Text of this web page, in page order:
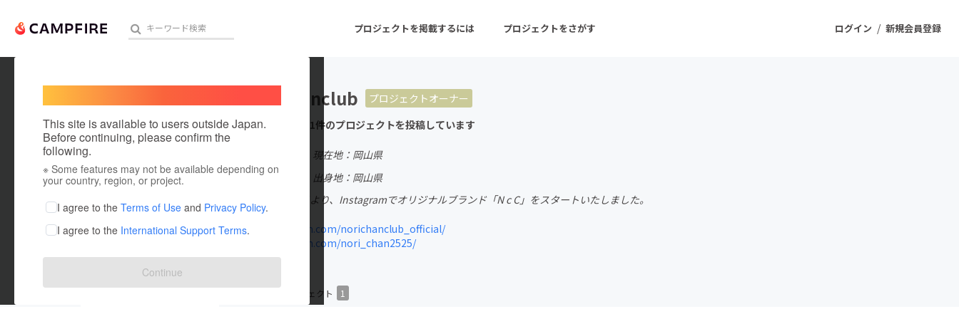
ログイン / 新規会員登録
プロジェクトを掲載するには プロジェクトをさがす
人気のプロジェクト 注目のリターン 注目の新着プロジェクト
アート・写真 音楽
テクノロジー・ガジェット
ゲーム・サービス開発 フード・飲食店
映像・映画
書籍・雑誌出版
ビジネス・起業
まちづくり・地域活性化
This site is available to users outside Japan.
Before continuing, please confirm the
following.
※ Some features may not be available depending on
your country, region, or project.
I agree to the Terms of Use and Privacy Policy.
I agree to the International Support Terms.
Continue
norichanclub
プロジェクトオーナー
これまでに1件のプロジェクトを投稿しています
現在地：岡山県
出身国：日本
出身地：岡山県
2018年6月3日より、Instagramでオリジナルブランド「N c C」をスタートいたしました。
Instagram.com/norichanclub_official/
Instagram.com/nori_chan2525/
プロジェクト 1